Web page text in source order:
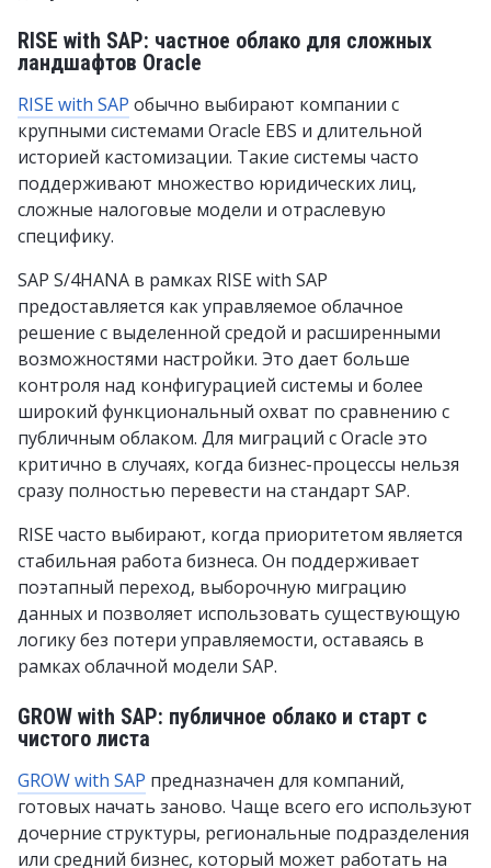
RISE with SAP: частное облако для сложных
ландшафтов Oracle
RISE with SAP обычно выбирают компании с
крупными системами Oracle EBS и длительной
историей кастомизации. Такие системы часто
поддерживают множество юридических лиц,
сложные налоговые модели и отраслевую
специфику.
SAP S/4HANA в рамках RISE with SAP
предоставляется как управляемое облачное
решение с выделенной средой и расширенными
возможностями настройки. Это дает больше
контроля над конфигурацией системы и более
широкий функциональный охват по сравнению с
публичным облаком. Для миграций с Oracle это
критично в случаях, когда бизнес-процессы нельзя
сразу полностью перевести на стандарт SAP.
RISE часто выбирают, когда приоритетом является
стабильная работа бизнеса. Он поддерживает
поэтапный переход, выборочную миграцию
данных и позволяет использовать существующую
логику без потери управляемости, оставаясь в
рамках облачной модели SAP.
GROW with SAP: публичное облако и старт с
чистого листа
GROW with SAP предназначен для компаний,
готовых начать заново. Чаще всего его используют
дочерние структуры, региональные подразделения
или средний бизнес, который может работать на